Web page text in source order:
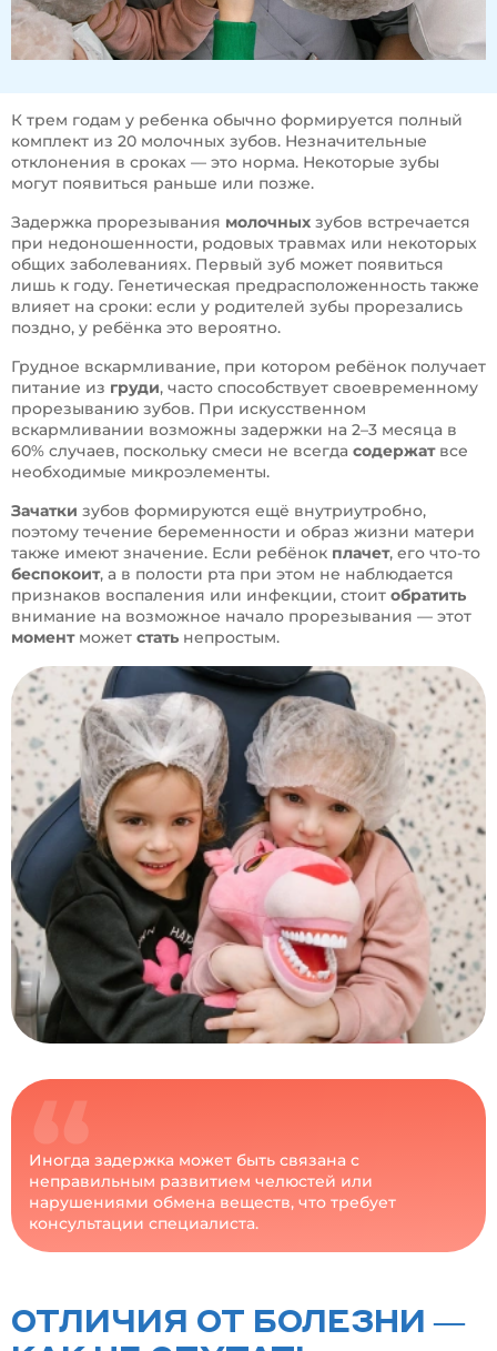
К трем годам у ребенка обычно формируется полный
комплект из 20 молочных зубов. Незначительные
отклонения в сроках — это норма. Некоторые зубы
могут появиться раньше или позже.
Задержка прорезывания молочных зубов встречается
при недоношенности, родовых травмах или некоторых
общих заболеваниях. Первый зуб может появиться
лишь к году. Генетическая предрасположенность также
влияет на сроки: если у родителей зубы прорезались
поздно, у ребёнка это вероятно.
Грудное вскармливание, при котором ребёнок получает
питание из груди, часто способствует своевременному
прорезыванию зубов. При искусственном
вскармливании возможны задержки на 2–3 месяца в
60% случаев, поскольку смеси не всегда содержатвсе
необходимые микроэлементы.
Зачатки зубов формируются ещё внутриутробно,
поэтому течение беременности и образ жизни матери
также имеют значение. Если ребёнок плачет, его что-то
беспокоит, а в полости рта при этом не наблюдается
признаков воспаления или инфекции, стоит обратить
внимание на возможное начало прорезывания — этот
моментможет стать непростым.
Иногда задержка может быть связана с
неправильным развитием челюстей или
нарушениями обмена веществ, что требует
консультации специалиста.
ОТЛИЧИЯ ОТ БОЛЕЗНИ —